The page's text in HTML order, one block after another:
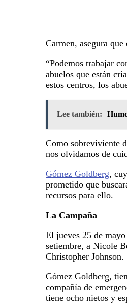
Carmen, asegura
“Podemos trabajar
abuelos que están
estos centros, los
Lee también:
Como sobreviviente
nos olvidamos de
Gómez Goldberg,
prometido que
recursos para ello.
La Campaña
El jueves 25 de
setiembre, a Nicole
Christopher Johnson.
Gómez Goldberg,
compañía de
tiene ocho nietos y